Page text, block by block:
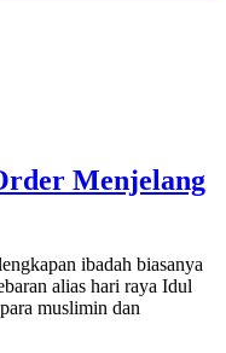
Menjelang
ibadah biasanya
alias hari raya Idul
muslimin dan